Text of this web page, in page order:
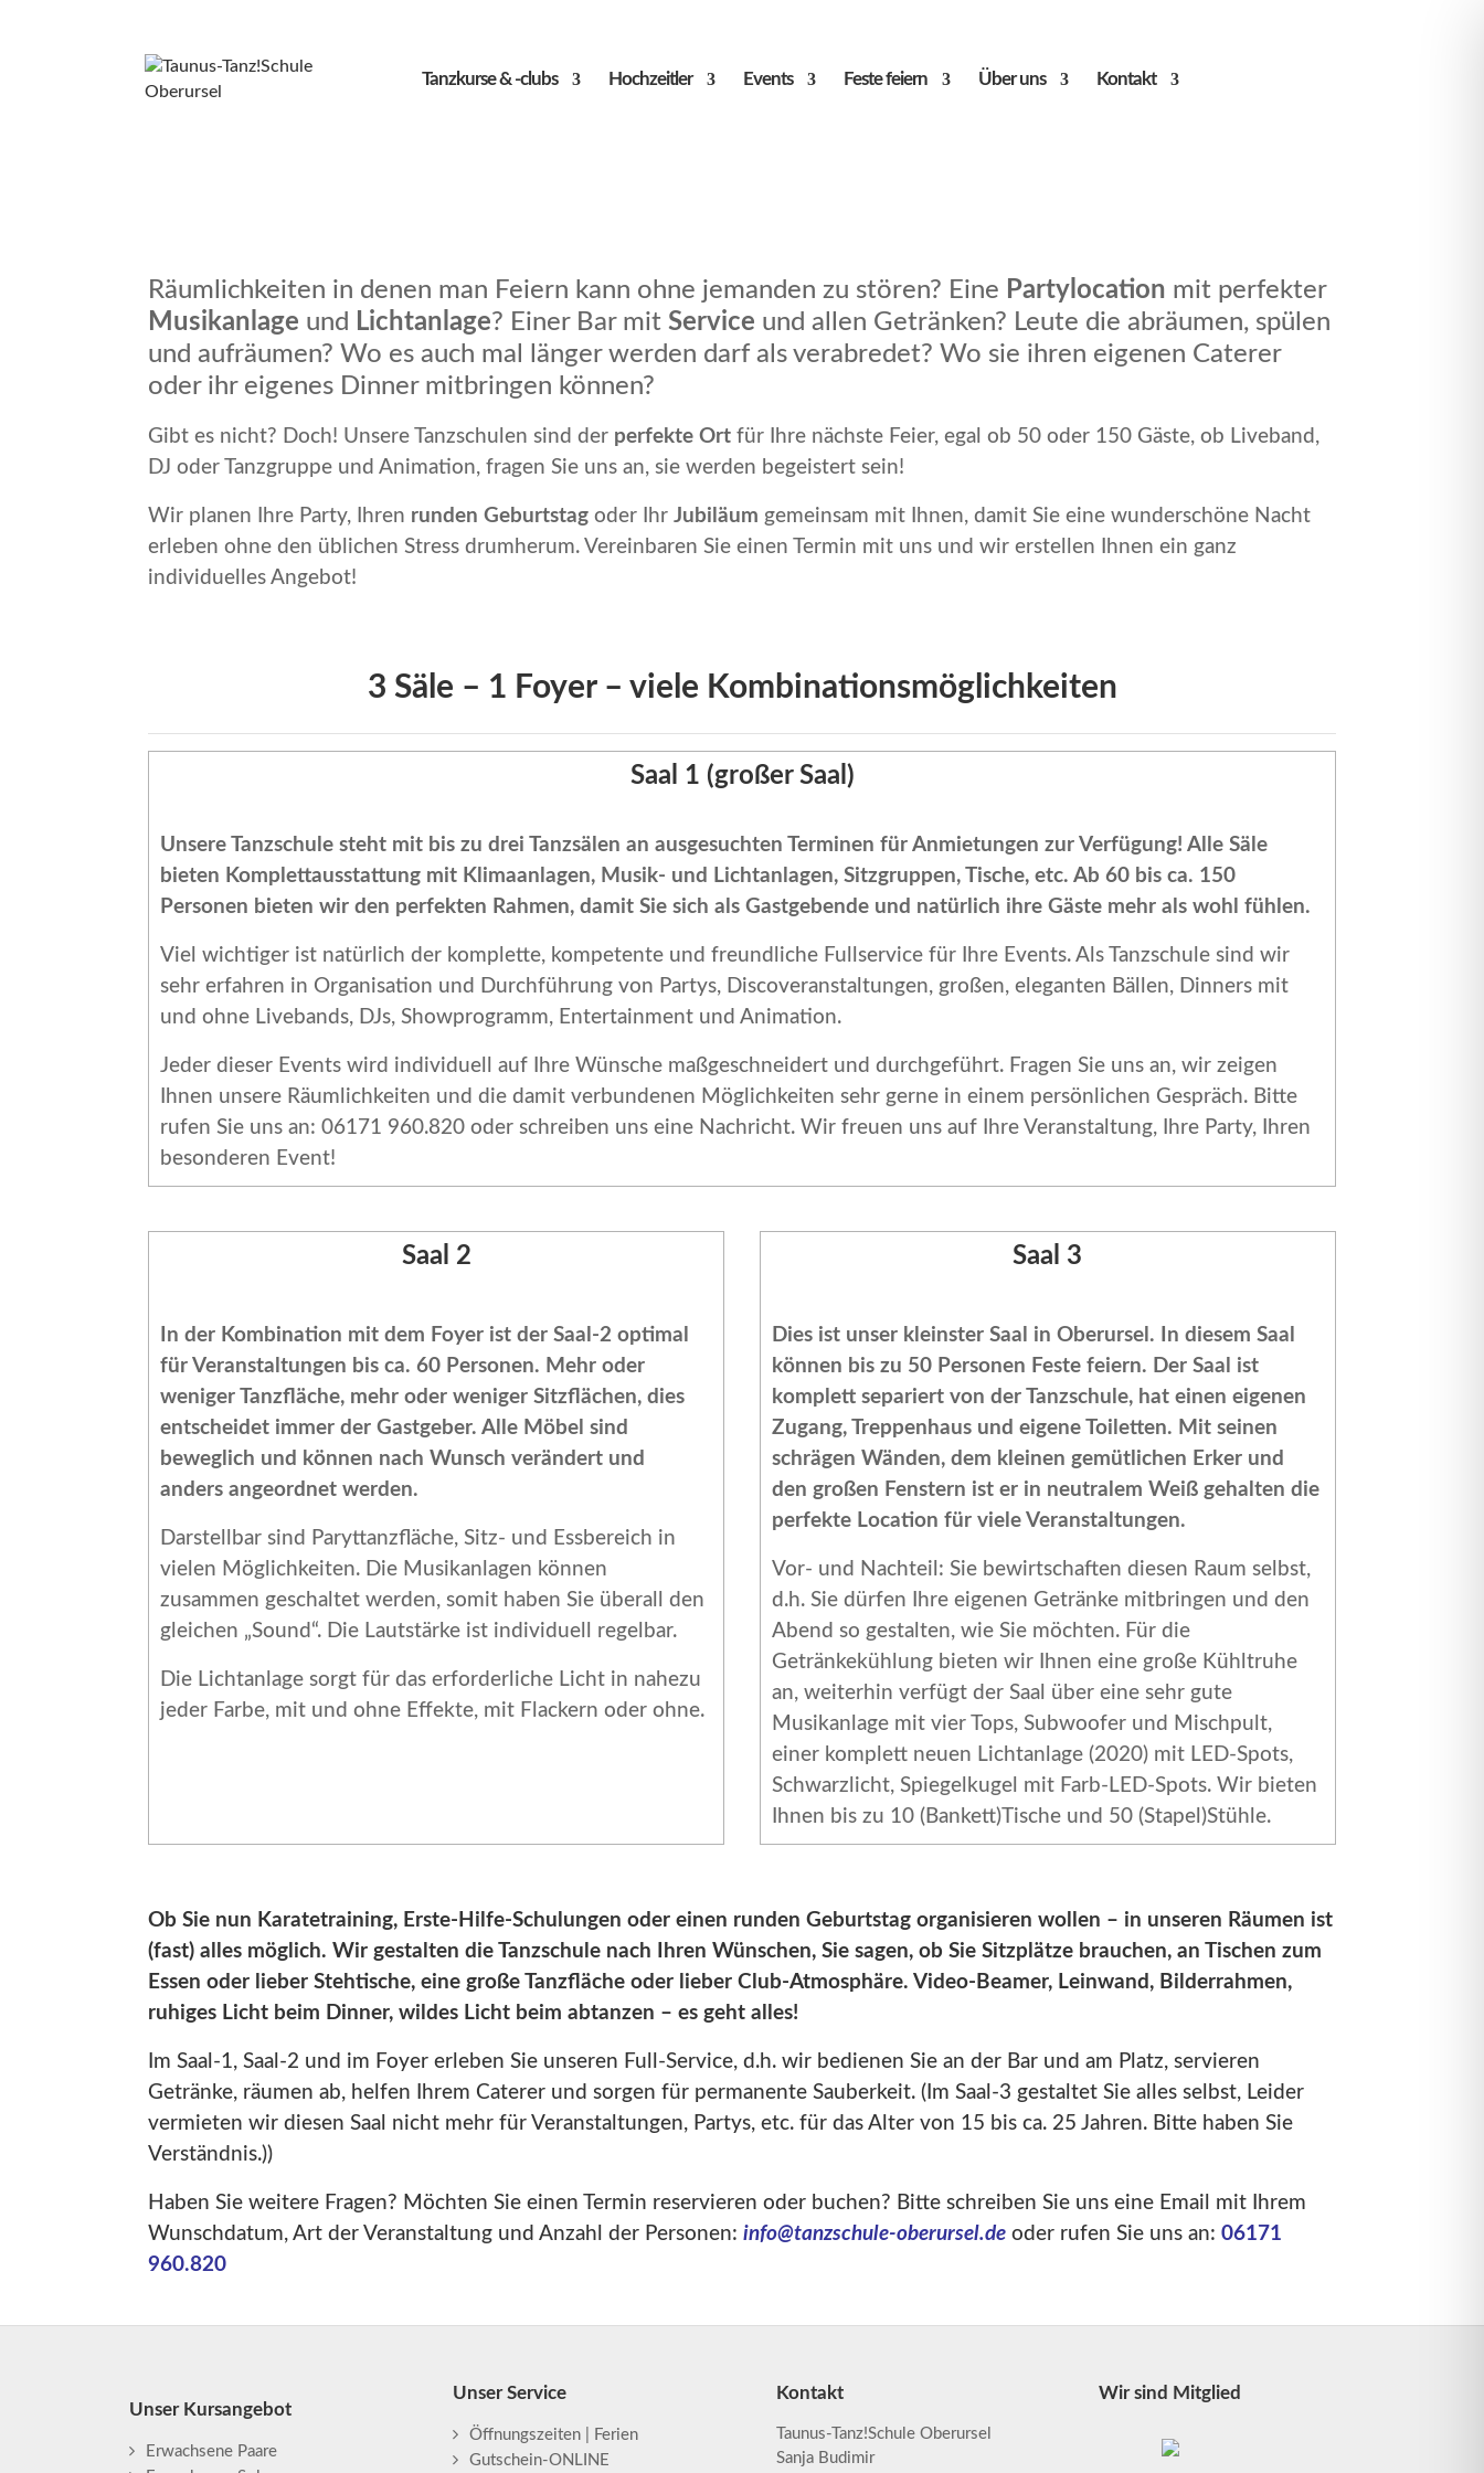
Tanzkurse & -clubs Hochzeitler Events Feste feiern Über uns Kontakt
Räumlichkeiten in denen man Feiern kann ohne jemanden zu stören? Eine Partylocation mit perfekter
Musikanlage und Lichtanlage? Einer Bar mitService und allen Getränken? Leute die abräumen, spülen
und aufräumen? Wo es auch mal länger werden darf als verabredet? Wo sie ihren eigenen Caterer
oder ihr eigenes Dinner mitbringen können?
Gibt es nicht? Doch! Unsere Tanzschulen sind der perfekte Ort für Ihre nächste Feier, egal ob 50 oder 150 Gäste, ob Liveband,
DJ oder Tanzgruppe und Animation, fragen Sie uns an, sie werden begeistert sein!
Wir planen Ihre Party, Ihren runden Geburtstag oder IhrJubiläum gemeinsam mit Ihnen, damit Sie eine wunderschöne Nacht
erleben ohne den üblichen Stress drumherum. Vereinbaren Sie einen Termin mit uns und wir erstellen Ihnen ein ganz
individuelles Angebot!
3 Säle – 1 Foyer – viele Kombinationsmöglichkeiten
Saal 1 (großer Saal)
Unsere Tanzschule steht mit bis zu drei Tanzsälen an ausgesuchten Terminen für Anmietungen zur Verfügung! Alle Säle
bieten Komplettausstattung mit Klimaanlagen, Musik- und Lichtanlagen, Sitzgruppen, Tische, etc. Ab 60 bis ca. 150
Personen bieten wir den perfekten Rahmen, damit Sie sich als Gastgebende und natürlich ihre Gäste mehr als wohl fühlen.
Viel wichtiger ist natürlich der komplette, kompetente und freundliche Fullservice für Ihre Events. Als Tanzschule sind wir
sehr erfahren in Organisation und Durchführung von Partys, Discoveranstaltungen, großen, eleganten Bällen, Dinners mit
und ohne Livebands, DJs, Showprogramm, Entertainment und Animation.
Jeder dieser Events wird individuell auf Ihre Wünsche maßgeschneidert und durchgeführt. Fragen Sie uns an, wir zeigen
Ihnen unsere Räumlichkeiten und die damit verbundenen Möglichkeiten sehr gerne in einem persönlichen Gespräch. Bitte
rufen Sie uns an: 06171 960.820 oder schreiben uns eine Nachricht. Wir freuen uns auf Ihre Veranstaltung, Ihre Party, Ihren
besonderen Event!
Saal 2
In der Kombination mit dem Foyer ist der Saal-2 optimal
für Veranstaltungen bis ca. 60 Personen. Mehr oder
weniger Tanzfläche, mehr oder weniger Sitzflächen, dies
entscheidet immer der Gastgeber. Alle Möbel sind
beweglich und können nach Wunsch verändert und
anders angeordnet werden.
Darstellbar sind Paryttanzfläche, Sitz- und Essbereich in
vielen Möglichkeiten. Die Musikanlagen können
zusammen geschaltet werden, somit haben Sie überall den
gleichen „Sound“. Die Lautstärke ist individuell regelbar.
Die Lichtanlage sorgt für das erforderliche Licht in nahezu
jeder Farbe, mit und ohne Effekte, mit Flackern oder ohne.
Saal 3
Dies ist unser kleinster Saal in Oberursel. In diesem Saal
können bis zu 50 Personen Feste feiern. Der Saal ist
komplett separiert von der Tanzschule, hat einen eigenen
Zugang, Treppenhaus und eigene Toiletten. Mit seinen
schrägen Wänden, dem kleinen gemütlichen Erker und
den großen Fenstern ist er in neutralem Weiß gehalten die
perfekte Location für viele Veranstaltungen.
Vor- und Nachteil: Sie bewirtschaften diesen Raum selbst,
d.h. Sie dürfen Ihre eigenen Getränke mitbringen und den
Abend so gestalten, wie Sie möchten. Für die
Getränkekühlung bieten wir Ihnen eine große Kühltruhe
an, weiterhin verfügt der Saal über eine sehr gute
Musikanlage mit vier Tops, Subwoofer und Mischpult,
einer komplett neuen Lichtanlage (2020) mit LED-Spots,
Schwarzlicht, Spiegelkugel mit Farb-LED-Spots. Wir bieten
Ihnen bis zu 10 (Bankett)Tische und 50 (Stapel)Stühle.
Ob Sie nun Karatetraining, Erste-Hilfe-Schulungen oder einen runden Geburtstag organisieren wollen – in unseren Räumen ist
(fast) alles möglich. Wir gestalten die Tanzschule nach Ihren Wünschen, Sie sagen, ob Sie Sitzplätze brauchen, an Tischen zum
Essen oder lieber Stehtische, eine große Tanzfläche oder lieber Club-Atmosphäre. Video-Beamer, Leinwand, Bilderrahmen,
ruhiges Licht beim Dinner, wildes Licht beim abtanzen – es geht alles!
Im Saal-1, Saal-2 und im Foyer erleben Sie unseren Full-Service, d.h. wir bedienen Sie an der Bar und am Platz, servieren
Getränke, räumen ab, helfen Ihrem Caterer und sorgen für permanente Sauberkeit. (Im Saal-3 gestaltet Sie alles selbst, Leider
vermieten wir diesen Saal nicht mehr für Veranstaltungen, Partys, etc. für das Alter von 15 bis ca. 25 Jahren. Bitte haben Sie
Verständnis.))
Haben Sie weitere Fragen? Möchten Sie einen Termin reservieren oder buchen? Bitte schreiben Sie uns eine Email mit Ihrem
Wunschdatum, Art der Veranstaltung und Anzahl der Personen:info@tanzschule-oberursel.de oder rufen Sie uns an:06171
960.820
Unser Kursangebot
Erwachsene Paare
Unser Service
Öffnungszeiten | Ferien
Gutschein-ONLINE
Kontakt
Taunus-Tanz!Schule Oberursel
Sanja Budimir
Wir sind Mitglied